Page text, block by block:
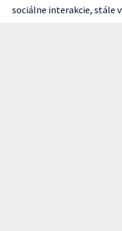
sociálne interakcie, stále